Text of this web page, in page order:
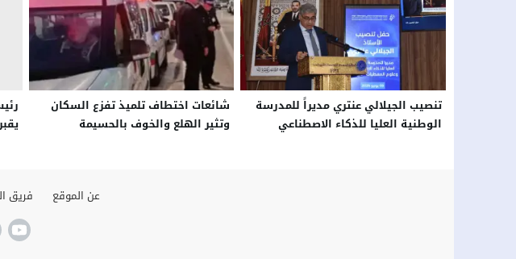
تنصيب الجيلالي عنتري مديراً للمدرسة
الوطنية العليا للذكاء الاصطناعي
شائعات اختطاف تلميذ تفزع السكان
وتثير الهلع والخوف بالحسيمة
عن الموقع فريق